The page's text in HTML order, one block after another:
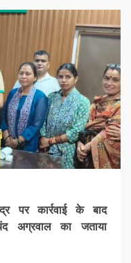
पर कार्रवाई के बाद
अग्रवाल का जताया